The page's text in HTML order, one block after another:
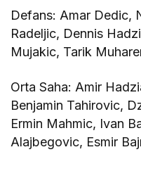
Defans: Amar Dedic,
Radeljic, Dennis
Mujakic, Tarik
Orta Saha: Amir
Benjamin Tahirovic,
Ermin Mahmic, Ivan
Alajbegovic, Esmir